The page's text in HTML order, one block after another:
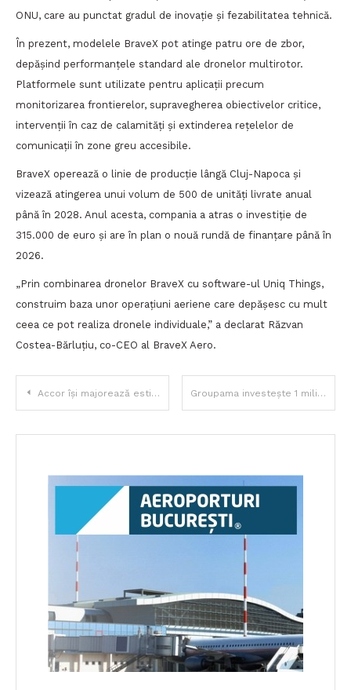
ONU, care au punctat gradul de inovație și fezabilitatea tehnică.
În prezent, modelele BraveX pot atinge patru ore de zbor,
depășind performanțele standard ale dronelor multirotor.
Platformele sunt utilizate pentru aplicații precum
monitorizarea frontierelor, supravegherea obiectivelor critice,
intervenții în caz de calamități și extinderea rețelelor de
comunicații în zone greu accesibile.
BraveX operează o linie de producție lângă Cluj-Napoca și
vizează atingerea unui volum de 500 de unități livrate anual
până în 2028. Anul acesta, compania a atras o investiție de
315.000 de euro și are în plan o nouă rundă de finanțare până în
2026.
„Prin combinarea dronelor BraveX cu software-ul Uniq Things,
construim baza unor operațiuni aeriene care depășesc cu mult
ceea ce pot realiza dronele individuale,” a declarat Răzvan
Costea-Bărluțiu, co-CEO al BraveX Aero.
Navigare
în
Accor își majorează estimarea de EBITDA, după venituri de 1,37 miliarde euro în T3 2025 Groupama investește 1 milion de euro în noul bloc operator pediatric de urgență de la Marie Curie